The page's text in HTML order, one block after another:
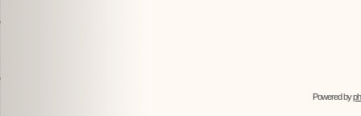
Powered by